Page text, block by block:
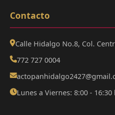
Contacto
Calle Hidalgo No.8, Col.
772 727 0004
Lunes a Viernes: 8:00 - 16:30